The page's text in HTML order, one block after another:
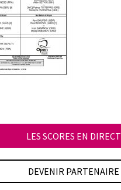
LES SCORES EN DIRECT
DEVENIR PARTENAIRE